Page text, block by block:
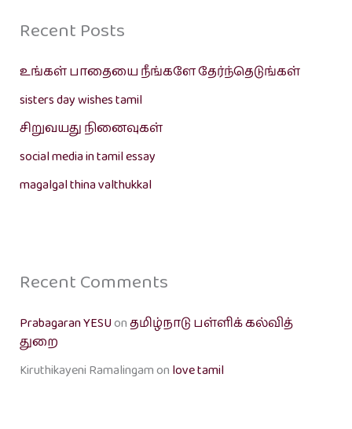
Recent Posts
உங்கள் பாதையை நீங்களே தேர்ந்தெடுங்கள்
sisters day wishes tamil
சிறுவயது நினைவுகள்
social media in tamil essay
magalgal thina valthukkal
Recent Comments
Prabagaran YESUonதமிழ்நாடு பள்ளிக் கல்வித்
துறை
Kiruthikayeni Ramalingamon love tamil